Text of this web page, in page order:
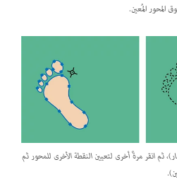
المحور المُعين.
ثم انقر مرةً أخرى لتعيين النقطة الأخرى للمحور ثم